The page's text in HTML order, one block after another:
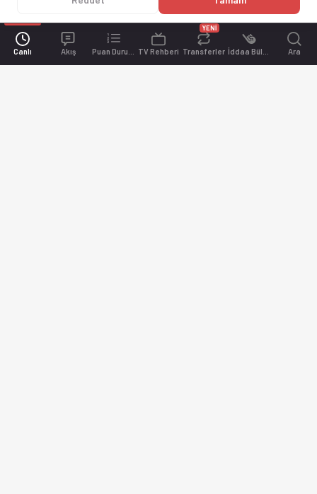
Canlı Akış TV Rehberi Transferler
YENİ
Ara